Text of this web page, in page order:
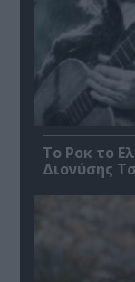
Το Ροκ το
Διονύσης